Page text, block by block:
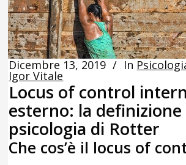
Dicembre 13, 2019 In
Igor Vitale
Locus of control
esterno: la definizione
psicologia di Rotter
Che cos’è il locus of